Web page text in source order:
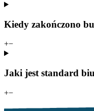
Kiedy zakończono
+−
Jaki jest standard
+−